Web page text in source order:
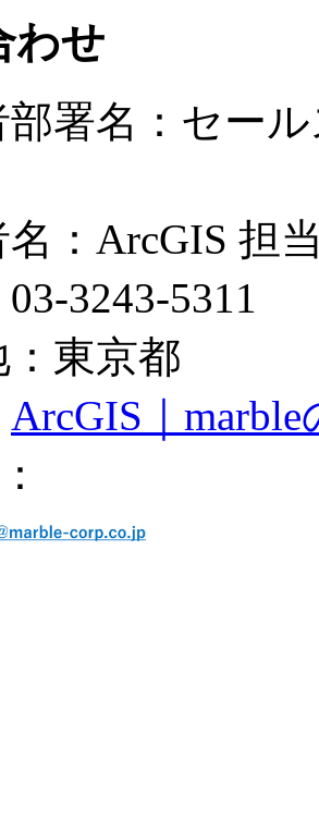
わせ
部署名：セー
：ArcGIS 担
3243-5311
：東京都
ArcGIS｜